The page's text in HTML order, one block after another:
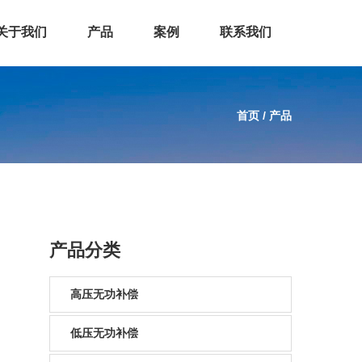
于我们 产品 案例 联系我们
首页 / 产品
产品分类
高压无功补偿
低压无功补偿